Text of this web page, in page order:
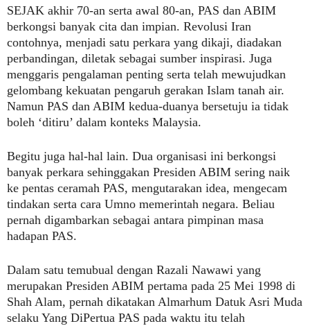
SEJAK akhir 70-an serta awal 80-an, PAS dan ABIM
berkongsi banyak cita dan impian. Revolusi Iran
contohnya, menjadi satu perkara yang dikaji, diadakan
perbandingan, diletak sebagai sumber inspirasi. Juga
menggaris pengalaman penting serta telah mewujudkan
gelombang kekuatan pengaruh gerakan Islam tanah air.
Namun PAS dan ABIM kedua-duanya bersetuju ia tidak
boleh ‘ditiru’ dalam konteks Malaysia.
Begitu juga hal-hal lain. Dua organisasi ini berkongsi
banyak perkara sehinggakan Presiden ABIM sering naik
ke pentas ceramah PAS, mengutarakan idea, mengecam
tindakan serta cara Umno memerintah negara. Beliau
pernah digambarkan sebagai antara pimpinan masa
hadapan PAS.
Dalam satu temubual dengan Razali Nawawi yang
merupakan Presiden ABIM pertama pada 25 Mei 1998 di
Shah Alam, pernah dikatakan Almarhum Datuk Asri Muda
selaku Yang DiPertua PAS pada waktu itu telah